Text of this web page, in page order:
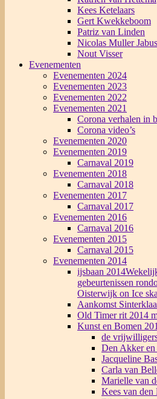
Kees Ketelaars
Gert Kwekkeboom
Patriz van Linden
Nicolas Muller
Nout Visser
Evenementen
Evenementen 2024
Evenementen 2023
Evenementen 2022
Evenementen 2021
Corona verhalen in
Corona video’s
Evenementen 2020
Evenementen 2019
Carnaval 2019
Evenementen 2018
Carnaval 2018
Evenementen 2017
Carnaval 2017
Evenementen 2016
Carnaval 2016
Evenementen 2015
Carnaval 2015
Evenementen 2014
ijsbaan 2014
gebeurtenissen
Oisterwijk on Ice
Aankomst
Old Timer rit 2014
Kunst en Bomen
de
Den Akker
Jacqueline
Carla van
Marielle van
Kees van den